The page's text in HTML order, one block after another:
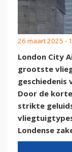
26 maart 2025 -
London City
grootste
geschiedenis
Door de
strikte
Londense